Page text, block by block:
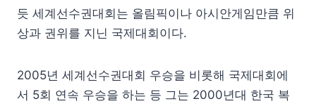
듯 세계선수권대회는 올림픽이나 아시안게임만큼 위
상과 권위를 지닌 국제대회이다.
2005년 세계선수권대회 우승을 비롯해 국제대회에
서 5회 연속 우승을 하는 등 그는 2000년대 한국 복